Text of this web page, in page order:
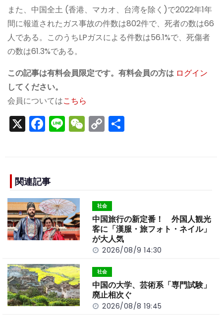
また、中国全土 (香港、マカオ、台湾を除く)で2022年1年
間に報道されたガス事故の件数は802件で、死者の数は66
人である。このうちLPガスによる件数は56.1%で、死傷者
の数は61.3%である。
この記事は有料会員限定です。有料会員の方は ログイン
してください。
会員についてはこちら
X F
a
e
b
o
o
k
Li
n
W
e
C
o
n
k
関連記事
社会
中国旅行の新定番！ 外国人観光
客に「漢服・旅フォト・ネイル」
が大人気
2026/08/9 14:30
社会
中国の大学、芸術系「専門試験」
廃止相次ぐ
2026/08/8 19:45